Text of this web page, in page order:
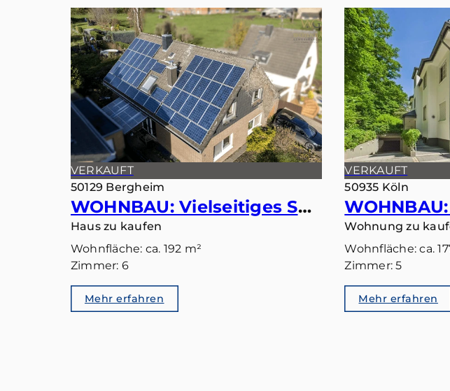
VERKAUFT
50129 Bergheim
WOHNBAU: Vielseitiges Smart-Home: Ideal als Einfamilienhaus oder Zweiparteienhaus
Haus zu kaufen
Wohnfläche: ca. 192 m²
Zimmer: 6
Mehr erfahren
VERKAUFT
50935 Köln
Wohnung zu
Wohnfläche: ca.
Zimmer: 5
Mehr erfahren